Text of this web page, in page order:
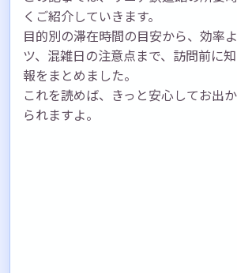
くご紹介していきます。
目的別の滞在時間の目安から、効率
ツ、混雑日の注意点まで、訪問前に
報をまとめました。
これを読めば、きっと安心してお出
られますよ。